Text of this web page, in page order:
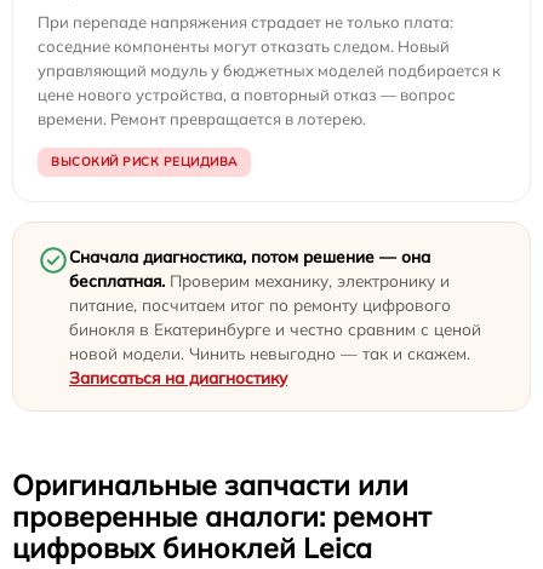
При перепаде напряжения страдает не только плата:
соседние компоненты могут отказать следом. Новый
управляющий модуль у бюджетных моделей подбирается к
цене нового устройства, а повторный отказ — вопрос
времени. Ремонт превращается в лотерею.
ВЫСОКИЙ РИСК РЕЦИДИВА
Сначала диагностика, потом решение — она
бесплатная. Проверим механику, электронику и
питание, посчитаем итог по ремонту цифрового
бинокля в Екатеринбурге и честно сравним с ценой
новой модели. Чинить невыгодно — так и скажем.
Записаться на диагностику
Оригинальные запчасти или
проверенные аналоги: ремонт
цифровых биноклей Leica